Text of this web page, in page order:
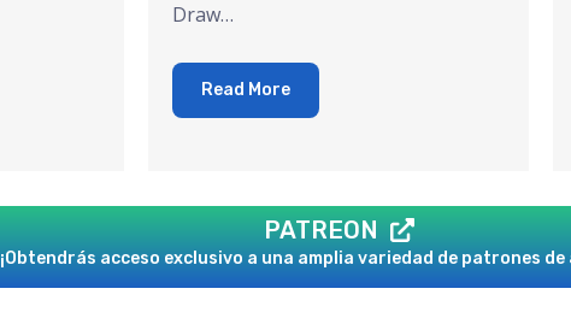
Draw…
Read More
PATREON
¡Obtendrás acceso exclusivo a una amplia variedad de patrones